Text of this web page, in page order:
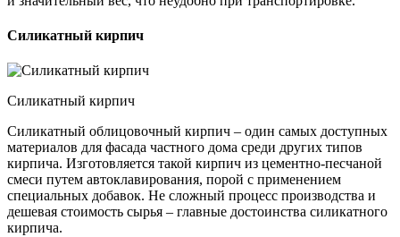
Силикатный кирпич
Силикатный кирпич
Силикатный облицовочный кирпич – один самых доступных
материалов для фасада частного дома среди других типов
кирпича. Изготовляется такой кирпич из цементно-песчаной
смеси путем автоклавирования, порой с применением
специальных добавок. Не сложный процесс производства и
дешевая стоимость сырья – главные достоинства силикатного
кирпича.